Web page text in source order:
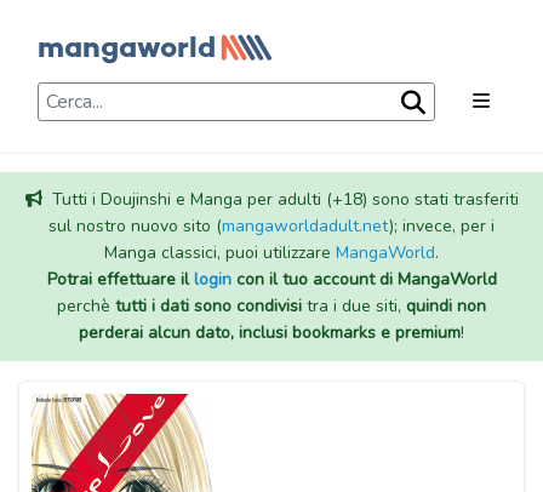
Tutti i Doujinshi e Manga per adulti (+18) sono stati trasferiti
sul nostro nuovo sito (mangaworldadult.net); invece, per i
Manga classici, puoi utilizzare MangaWorld.
Potrai effettuare illogincon il tuo account di MangaWorld
perchè tutti i dati sono condivisi tra i due siti, quindi non
perderai alcun dato, inclusi bookmarks e premium!